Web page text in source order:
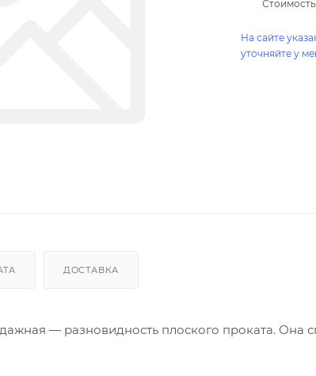
На сайте
уточняйте у
ДОСТАВКА
— разновидность плоского проката. Она